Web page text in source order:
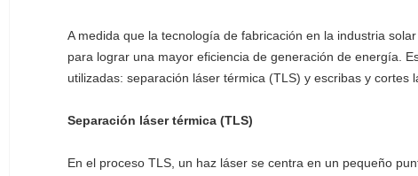
A medida que la tecnología de fabricación en la industria
para lograr una mayor eficiencia de generación de energía.
utilizadas: separación láser térmica (TLS) y escribas y cortes
Separación láser térmica (TLS)
En el proceso TLS, un haz láser se centra en un pequeño